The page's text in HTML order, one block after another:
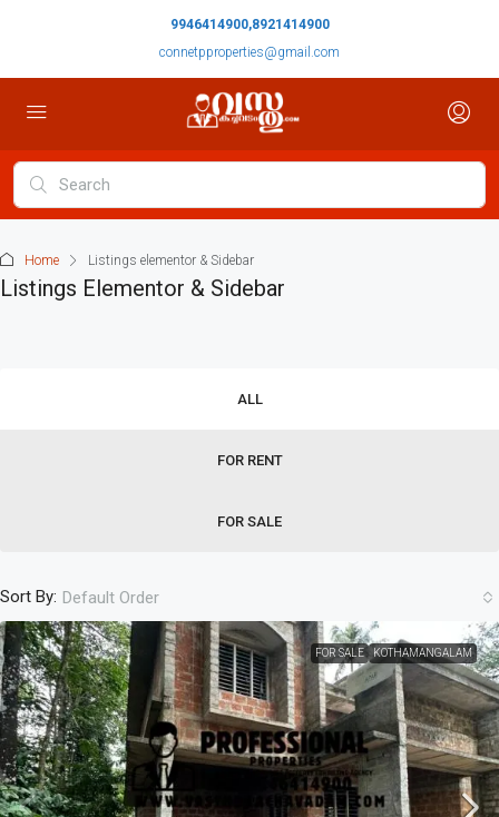
9946414900,8921414900
connetpproperties@gmail.com
Home Listings elementor & Sidebar
Listings Elementor & Sidebar
ALL
FOR RENT
FOR SALE
Sort By: Default Order
FOR SALE KOTHAMANGALAM